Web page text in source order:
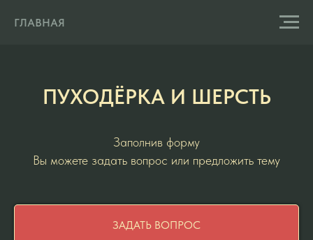
ГЛАВНАЯ
ПУХОДЁРКА И ШЕРСТЬ
Заполнив форму
Вы можете задать вопрос или предложить тему
ЗАДАТЬ ВОПРОС